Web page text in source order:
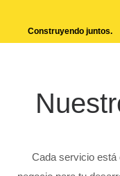
Construyendo juntos.
Cada servicio está